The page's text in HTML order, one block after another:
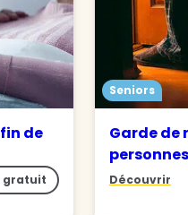
de
gratuit
Seniors
Garde de
Découvrir